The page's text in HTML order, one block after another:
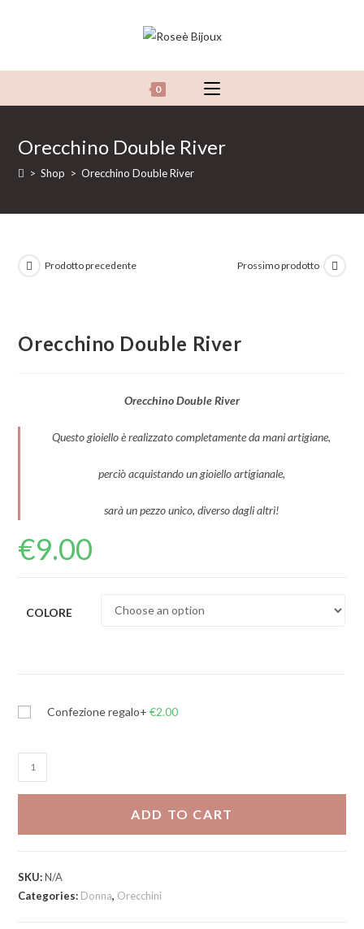
0
Orecchino Double River
> Shop > Orecchino Double River
Prodotto precedente Prossimo prodotto
Orecchino Double River
Orecchino Double River
Questo gioiello è realizzato completamente da mani artigiane,
perciò acquistando un gioiello artigianale,
sarà un pezzo unico, diverso dagli altri!
€9.00
COLORE
Confezione regalo+ €2.00
Orecchino
Double
ADD TO CART
SKU:N/A
Categories: Donna, Orecchini